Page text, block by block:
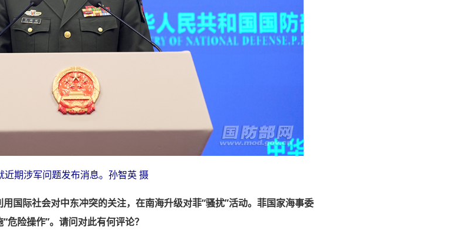
期涉军问题发布消息。孙智英 摄
国际社会对中东冲突的关注，在南海升级对菲“骚扰”活动。菲国家海事委
险操作”。请问对此有何评论？